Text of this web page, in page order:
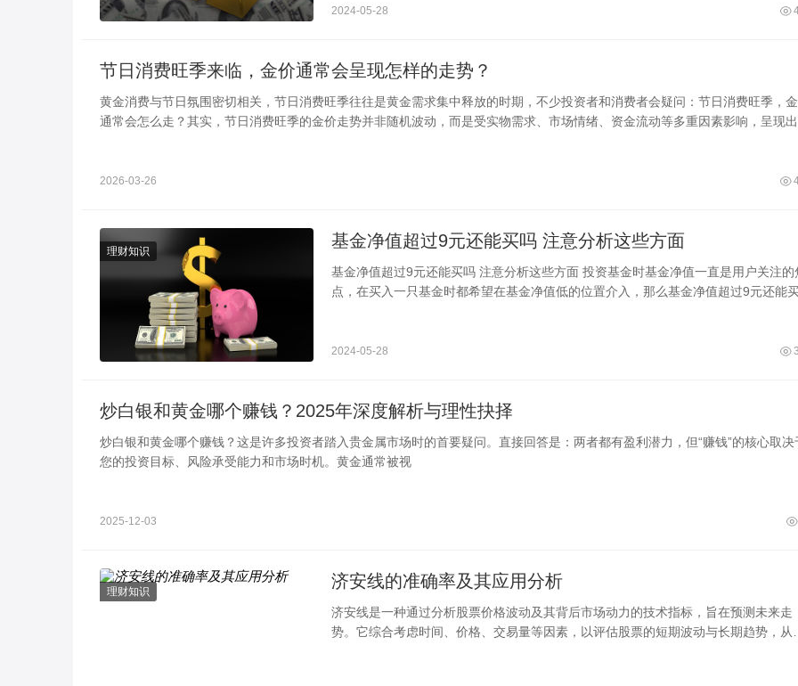
2024-05-28
节日消费旺季来临，金价通常会呈现怎样的走势？
黄金消费与节日氛围密切相关，节日消费旺季往往是黄金需求集中释放的时期，不少投资者和消费者会疑问：节日消费旺季，
通常会怎么走？其实，节日消费旺季的金价走势并非随机波动，而是受实物需求、市场情绪、资金流动等多重因素影响，呈现出
2026-03-26
理财知识
基金净值超过9元还能买吗 注意分析这些方面
基金净值超过9元还能买吗 注意分析这些方面 投资基金时基金净值一直是用户关注的焦
点，在买入一只基金时都希望在基金净值低的位置介入，那么基金净值超过9元还能
2024-05-28
炒白银和黄金哪个赚钱？2025年深度解析与理性抉择
炒白银和黄金哪个赚钱？这是许多投资者踏入贵金属市场时的首要疑问。直接回答是：两者都有盈利潜力，但“赚钱”的核心取决
您的投资目标、风险承受能力和市场时机。黄金通常被视
2025-12-03
理财知识
济安线的准确率及其应用分析
济安线是一种通过分析股票价格波动及其背后市场动力的技术指标，旨在预测未来走
势。它综合考虑时间、价格、交易量等因素，以评估股票的短期波动与长期趋势，从而